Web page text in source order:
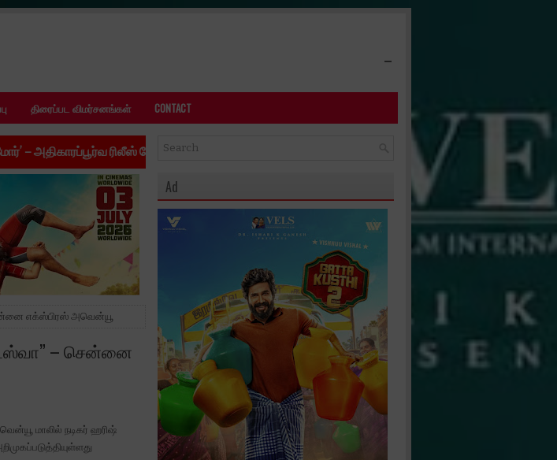
-
திரைப்பட விமர்சனங்கள் CONTACT
அறிவிப்பு•Chess World டாக்டர் சாய் R. அருள் முருகன் நடத்திய கிருஷ்ணகிரி மாவட்ட அளவிலான செஸ்
எக்ஸ்பிரஸ் அவென்யூ
– சென்னை
மாலில் நடிகர் ஹரிஷ்
Ad